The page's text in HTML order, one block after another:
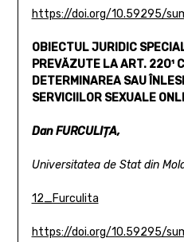
https://doi.org/10.59295/
OBIECTUL JURIDIC
PREVĂZUTE LA ART. 220¹
DETERMINAREA SAU
SERVICIILOR SEXUALE
Dan FURCULIȚA,
Universitatea de Stat din
12_Furculita
https://doi.org/10.59295/